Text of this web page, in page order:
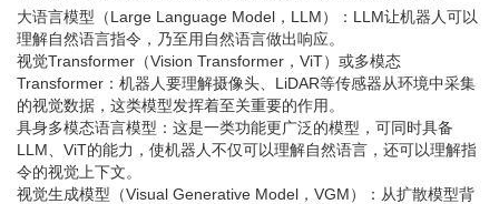
大语言模型（Large Language Model，LLM）：LLM让机器人可以
理解自然语言指令，乃至用自然语言做出响应。
视觉Transformer（Vision Transformer，ViT）或多模态
Transformer：机器人要理解摄像头、LiDAR等传感器从环境中采集
的视觉数据，这类模型发挥着至关重要的作用。
具身多模态语言模型：这是一类功能更广泛的模型，可同时具备
LLM、ViT的能力，使机器人不仅可以理解自然语言，还可以理解指
令的视觉上下文。
视觉生成模型（Visual Generative Model，VGM）：从扩散模型背